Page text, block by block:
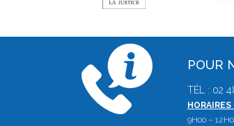
POUR
TÉL : 02
9H00 –